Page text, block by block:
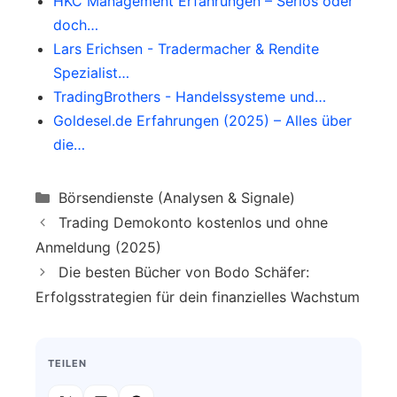
doch…
Lars Erichsen - Tradermacher & Rendite
Spezialist…
TradingBrothers - Handelssysteme und…
Goldesel.de Erfahrungen (2025) – Alles über
die…
Categories
Börsendienste (Analysen & Signale)
Trading Demokonto kostenlos und ohne
Anmeldung (2025)
Die besten Bücher von Bodo Schäfer:
Erfolgsstrategien für dein finanzielles Wachstum
TEILEN